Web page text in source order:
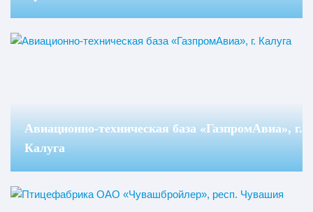
Авиационно-техническая база «ГазпромАвиа», г.
Калуга